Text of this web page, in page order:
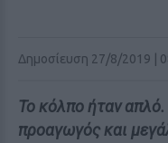
Δημοσίευση 27/8/2019 |
Το κόλπο ήταν
προαγωγός και